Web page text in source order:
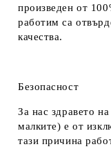
произведен от
работим са
качества.
Безопасност
За нас здравето
малките) е от
тази причина